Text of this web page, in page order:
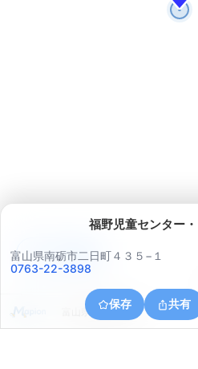
福野児童センター
富山県南砺市二日町４３５−１
0763-22-3898
保存 共有
富山県南砺市安居
アプリで見る